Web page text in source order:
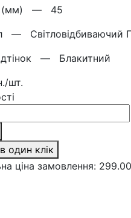
(мм) — 45
—
— Блакитний
шт.
один клік
ціна замовлення: